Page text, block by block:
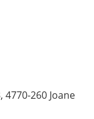
4770-260 Joane